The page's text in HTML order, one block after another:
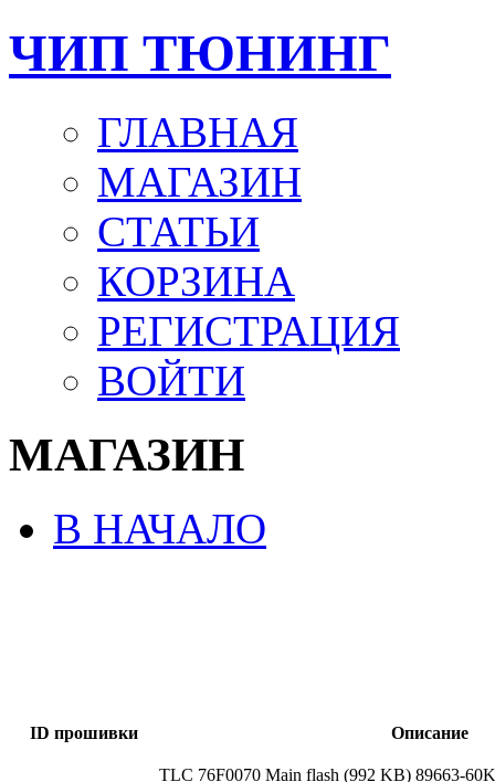
ЧИП ТЮНИНГ
ГЛАВНАЯ
МАГАЗИН
СТАТЬИ
КОРЗИНА
РЕГИСТРАЦИЯ
ВОЙТИ
МАГАЗИН
В НАЧАЛО
ID прошивки Описание
TLC 76F0070 Main flash (992 KB) 89663-